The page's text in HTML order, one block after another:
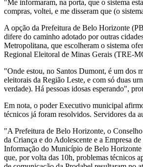
"Me informaram, na porta, que o sistema
compras, voltei, e me disseram que (o
A opção da Prefeitura de Belo Horizonte
difere do caminho adotado por outras
Metropolitana, que escolheram o sistema
Regional Eleitoral de Minas Gerais (TRE-
"Onde estou, no Santos Dumont, é um dos
eleitorais da Região Leste, e com só duas
verdade). Há pessoas idosas esperando",
Em nota, o poder Executivo municipal
técnicos já foram resolvidos. Servidores da
"A Prefeitura de Belo Horizonte, o
da Criança e do Adolescente e a Empresa
Informação do Município de Belo
que, por volta das 10h, problemas técnicos